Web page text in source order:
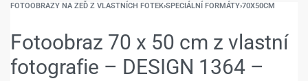
FOTOOBRAZY NA ZEĎ Z VLASTNÍCH FOTEK›SPECIÁLNÍ FORMÁTY›70X50CM
Fotoobraz 70 x 50 cm z vlastní
fotografie – DESIGN 1364 –